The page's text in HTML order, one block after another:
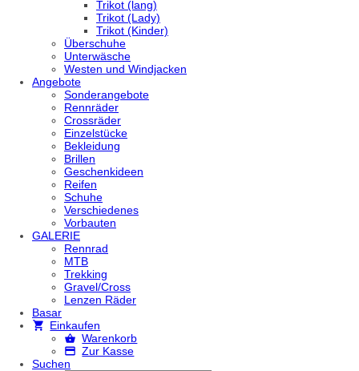
Trikot (lang)
Trikot (Lady)
Trikot (Kinder)
Überschuhe
Unterwäsche
Westen und Windjacken
Angebote
Sonderangebote
Rennräder
Crossräder
Einzelstücke
Bekleidung
Brillen
Geschenkideen
Reifen
Schuhe
Verschiedenes
Vorbauten
GALERIE
Rennrad
MTB
Trekking
Gravel/Cross
Lenzen Räder
Basar
Einkaufen
Warenkorb
Zur Kasse
Suchen